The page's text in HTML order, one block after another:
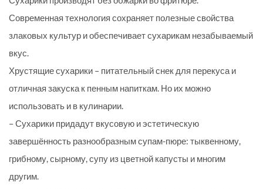
Современная технология сохраняет полезные свойства
злаковых культур и обеспечивает сухарикам незабываемый
вкус.
Хрустящие сухарики – питательный снек для перекуса и
отличная закуска к пенным напиткам. Но их можно
использовать и в кулинарии.
– Сухарики придадут вкусовую и эстетическую
завершённость разнообразным супам-пюре: тыквенному,
грибному, сырному, супу из цветной капусты и многим
другим.